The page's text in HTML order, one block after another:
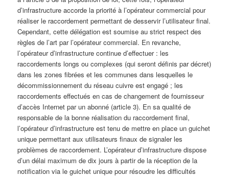
d’infrastructure accorde la priorité à l’opérateur commercial pour
réaliser le raccordement permettant de desservir l’utilisateur final.
Cependant, cette délégation est soumise au strict respect des
règles de l’art par l’opérateur commercial. En revanche,
l’opérateur d’infrastructure continue d’effectuer : les
raccordements longs ou complexes (qui seront définis par décret)
dans les zones fibrées et les communes dans lesquelles le
décommissionnement du réseau cuivre est engagé ; les
raccordements effectués en cas de changement de fournisseur
d’accès Internet par un abonné (article 3). En sa qualité de
responsable de la bonne réalisation du raccordement final,
l’opérateur d’infrastructure est tenu de mettre en place un guichet
unique permettant aux utilisateurs finaux de signaler les
problèmes de raccordement. L’opérateur d’infrastructure dispose
d’un délai maximum de dix jours à partir de la réception de la
notification via le guichet unique pour résoudre les difficultés